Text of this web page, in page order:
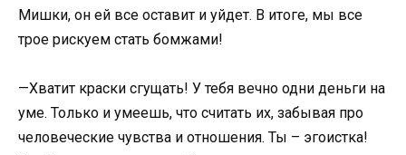
Мишки, он ей все оставит и уйдет. В итоге, мы все
трое рискуем стать бомжами!
—Хватит краски сгущать! У тебя вечно одни деньги на
уме. Только и умеешь, что считать их, забывая про
человеческие чувства и отношения. Ты – эгоистка!